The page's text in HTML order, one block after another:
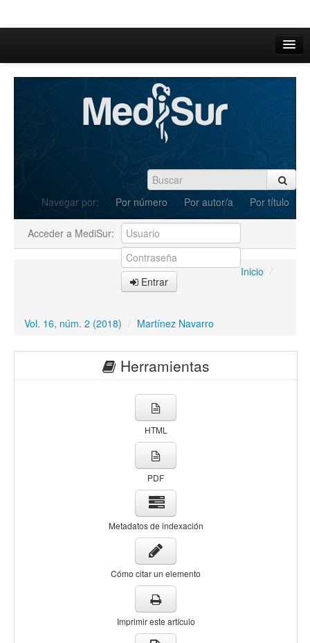
Inicio
Actual
Archivos
Navegar por: Por número Por autor/a Por título
Acceder a MediSur:
Entrar
Inicio /
Vol. 16, núm. 2 (2018) / Martínez Navarro
Herramientas
HTML
PDF
Metadatos de indexación
Cómo citar un elemento
Imprimir este artículo